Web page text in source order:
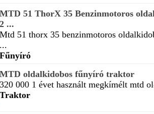
MTD 51 ThorX 35 Benzinmotoros
2 ...
Mtd 51 thorx 35 benzinmotoros
...
Fűnyíró
MTD oldalkidobos fűnyíró traktor
320 000 1 évet használt megkímélt mtd
Traktor